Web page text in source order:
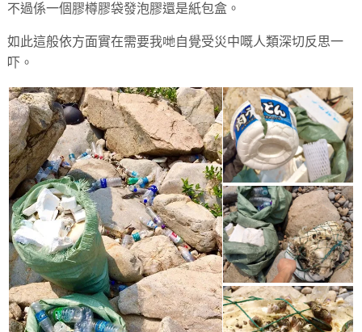
不過係一個膠樽膠袋發泡膠還是紙包盒。
如此這般依方面實在需要我哋自覺受災中嘅人類深切反思一
吓。